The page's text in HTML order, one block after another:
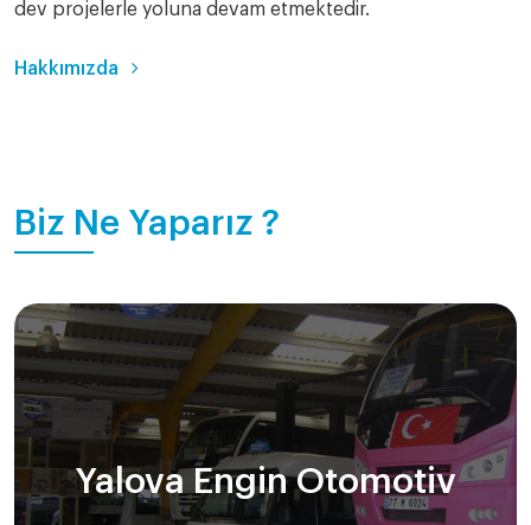
dev projelerle yoluna devam etmektedir.
Hakkımızda
Biz Ne Yaparız ?
Yalova Engin Otomotiv